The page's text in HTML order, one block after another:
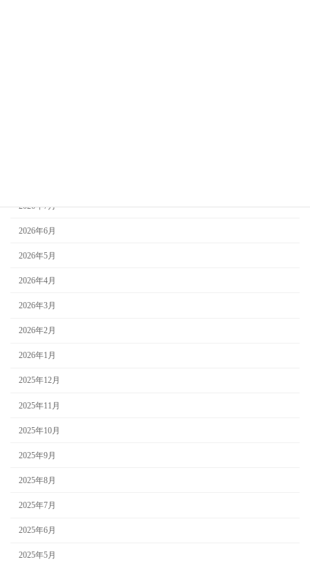
2026年7月
2026年6月
2026年5月
2026年4月
2026年3月
2026年2月
2026年1月
2025年12月
2025年11月
2025年10月
2025年9月
2025年8月
2025年7月
2025年6月
2025年5月